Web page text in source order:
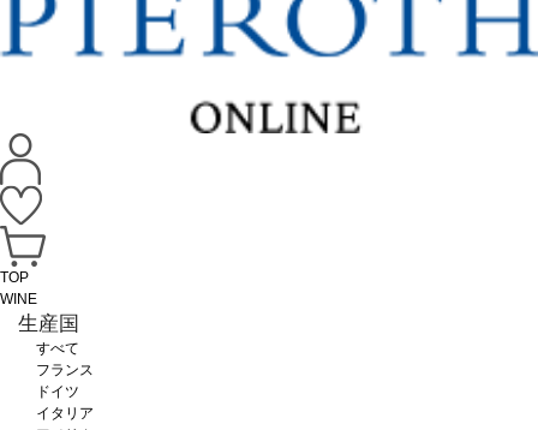
TOP
WINE
生産国
すべて
フランス
ドイツ
イタリア